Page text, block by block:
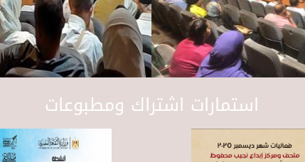
استمارات اشتراك ومطبوعات